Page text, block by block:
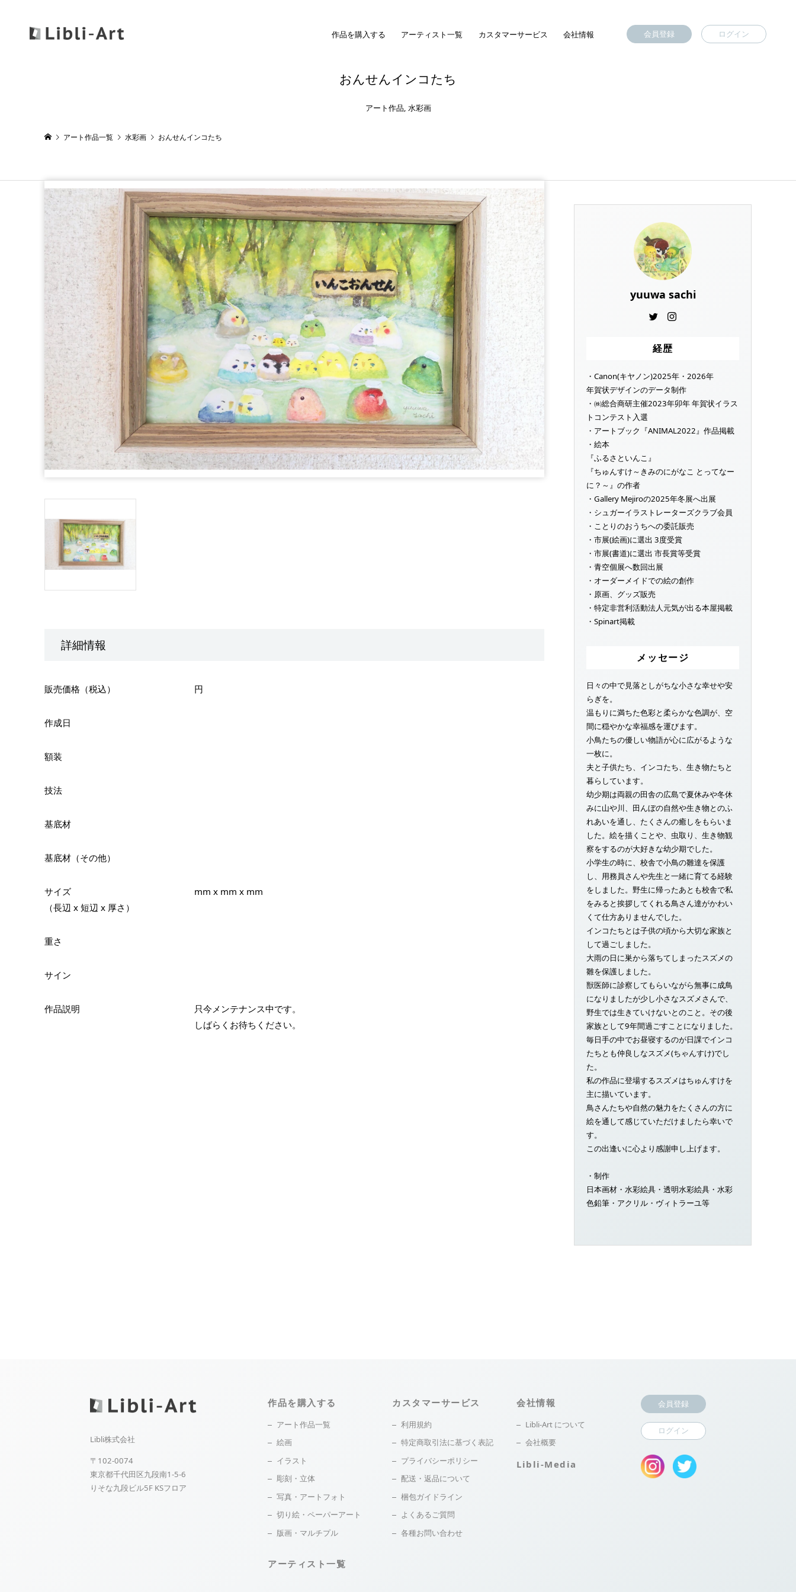
作品を購入する アーティスト一覧 カスタマーサービス 会社情報 会員登録 ログイン
おんせんインコたち
アート作品, 水彩画
アート作品一覧 水彩画 おんせんインコたち
詳細情報
販売価格（税込） 円
作成日
額装
技法
基底材
基底材（その他）
サイズ
（長辺 x 短辺 x 厚さ）
mm x mm x mm
重さ
サイン
作品説明
只今メンテナンス中です。
しばらくお待ちください。
yuuwa sachi
経歴
・Canon(キヤノン)2025年・2026年
年賀状デザインのデータ制作
・㈱総合商研主催2023年卯年 年賀状イラス
トコンテスト入選
・アートブック『ANIMAL2022』作品掲載
・絵本
『ふるさといんこ』
『ちゅんすけ～きみのにがなこ とってなー
に？～』の作者
・Gallery Mejiroの2025年冬展へ出展
・シュガーイラストレーターズクラブ会員
・ことりのおうちへの委託販売
・市展(絵画)に選出 3度受賞
・市展(書道)に選出 市長賞等受賞
・青空個展へ数回出展
・オーダーメイドでの絵の創作
・原画、グッズ販売
・特定非営利活動法人元気が出る本屋掲載
・Spinart掲載
メッセージ
日々の中で見落としがちな小さな幸せや安
らぎを。
温もりに満ちた色彩と柔らかな色調が、空
間に穏やかな幸福感を運びます。
小鳥たちの優しい物語が心に広がるような
一枚に。
夫と子供たち、インコたち、生き物たちと
暮らしています。
幼少期は両親の田舎の広島で夏休みや冬休
みに山や川、田んぼの自然や生き物とのふ
れあいを通し、たくさんの癒しをもらいま
した。絵を描くことや、虫取り、生き物観
察をするのが大好きな幼少期でした。
小学生の時に、校舎で小鳥の雛達を保護
し、用務員さんや先生と一緒に育てる経験
をしました。野生に帰ったあとも校舎で私
をみると挨拶してくれる鳥さん達がかわい
くて仕方ありませんでした。
インコたちとは子供の頃から大切な家族と
して過ごしました。
大雨の日に巣から落ちてしまったスズメの
雛を保護しました。
獣医師に診察してもらいながら無事に成鳥
になりましたが少し小さなスズメさんで、
野生では生きていけないとのこと。その後
家族として9年間過ごすことになりました。
毎日手の中でお昼寝するのが日課でインコ
たちとも仲良しなスズメ(ちゃんすけ)でし
た。
私の作品に登場するスズメはちゅんすけを
主に描いています。
鳥さんたちや自然の魅力をたくさんの方に
絵を通して感じていただけましたら幸いで
す。
この出逢いに心より感謝申し上げます。
・制作
日本画材・水彩絵具・透明水彩絵具・水彩
色鉛筆・アクリル・ヴィトラーユ等
Libli株式会社
〒102-0074
東京都千代田区九段南1-5-6
りそな九段ビル5F KSフロア
作品を購入する
アート作品一覧
絵画
イラスト
彫刻・立体
写真・アートフォト
切り絵・ペーパーアート
版画・マルチプル
アーティスト一覧
カスタマーサービス
利用規約
特定商取引法に基づく表記
プライバシーポリシー
配送・返品について
梱包ガイドライン
よくあるご質問
各種お問い合わせ
会社情報
Libli-Art について
会社概要
Libli-Media
会員登録
ログイン